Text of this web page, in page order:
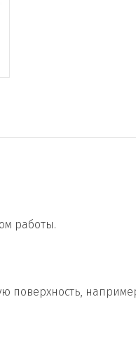
работы.
поверхность,